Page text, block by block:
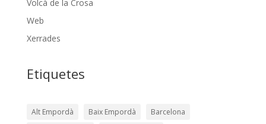
Volcà de la Crosa
Web
Xerrades
Etiquetes
Alt Empordà Baix Empordà
Barcelona